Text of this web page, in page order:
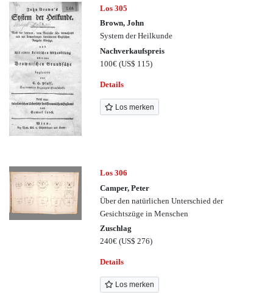
Los 305
Brown, John
System der Heilkunde
Nachverkaufspreis
100€(US$ 115)
Details
Los merken
Los 306
Camper, Peter
Über den natürlichen Unterschied der
Gesichtszüge in Menschen
Zuschlag
240€(US$ 276)
Details
Los merken